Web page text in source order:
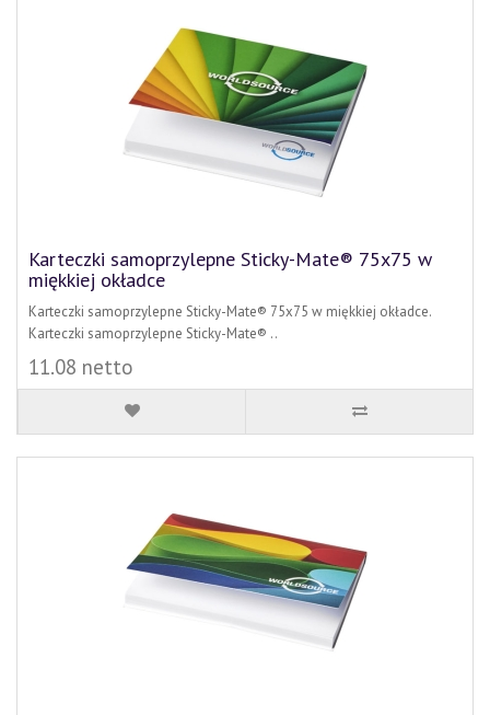
Karteczki samoprzylepne Sticky-Mate® 75x75 w
miękkiej okładce
Karteczki samoprzylepne Sticky-Mate® 75x75 w miękkiej okładce.
Karteczki samoprzylepne Sticky-Mate® ..
11.08 netto